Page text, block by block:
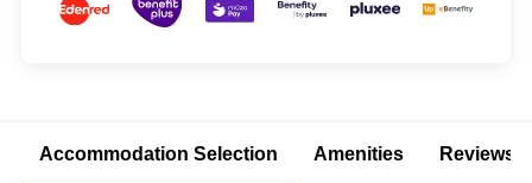
Accommodation Selection Amenities Reviews